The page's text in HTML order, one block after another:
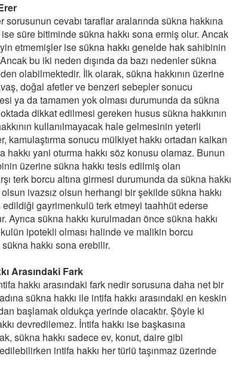
sorusunun cevabı taraflar aralarında sükna hakkına
süre bitiminde sükna hakkı sona ermiş olur. Ancak
etmemişler ise sükna hakkı genelde hak sahibinin
bu iki neden dışında da bazı nedenler sükna
olabilmektedir. İlk olarak, sükna hakkının üzerine
doğal afetler ve benzeri sebepler sonucu
ya da tamamen yok olması durumunda da sükna
dikkat edilmesi gereken husus sükna hakkının
kullanılmayacak hale gelmesinin yeterli
kamulaştırma sonucu mülkiyet hakkı ortadan kalkan
hakkı yani oturma hakkı söz konusu olamaz. Bunun
üzerine sükna hakkı tesis edilmiş olan
terk borcu altına girmesi durumunda da sükna hakkı
ivazsız olsun herhangi bir şekilde sükna hakkı
edildiği gayrimenkulü terk etmeyi taahhüt ederse
Ayrıca sükna hakkı kurulmadan önce sükna hakkı
ipotekli olması halinde ve malikin borcu
hakkı sona erebilir.
Arasındaki Fark
hakkı arasındaki fark nedir sorusuna daha net bir
sükna hakkı ile intifa hakkı arasındaki en keskin
başlamak oldukça yerinde olacaktır. Şöyle ki
devredilemez. İntifa hakkı ise başkasına
sükna hakkı sadece ev, konut, daire gibi
intifa hakkı her türlü taşınmaz üzerinde